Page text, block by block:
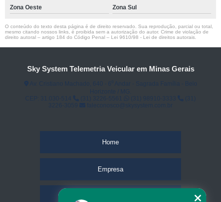
Zona Oeste Zona Sul
O conteúdo do texto desta página é de direito reservado. Sua reprodução, parcial ou total,
mesmo citando nossos links, é proibida sem a autorização do autor. Crime de violação de
direito autoral – artigo 184 do Código Penal – Lei 9610/98 - Lei de direitos autorais
Sky System Telemetria Veicular em Minas Gerais
Home
Empresa